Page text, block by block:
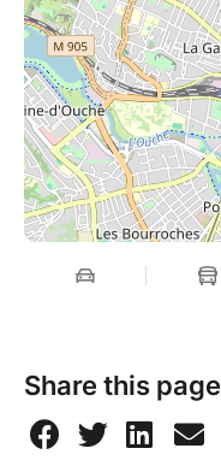
Share this page